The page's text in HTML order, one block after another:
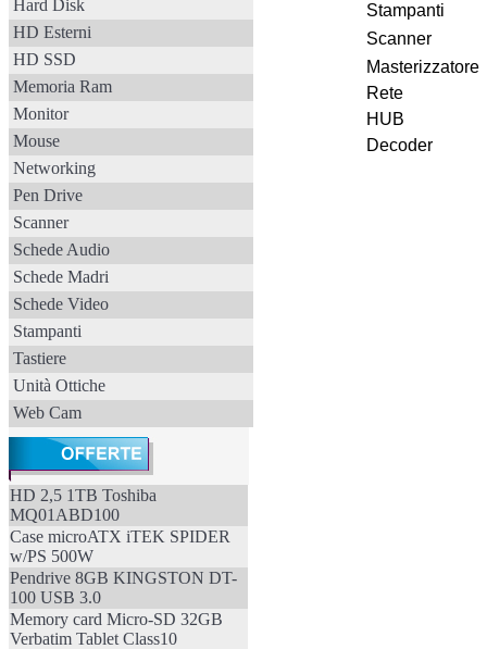
Hard Disk
HD Esterni
HD SSD
Memoria Ram
Monitor
Mouse
Networking
Pen Drive
Scanner
Schede Audio
Schede Madri
Schede Video
Stampanti
Tastiere
Unità Ottiche
Web Cam
HD 2,5 1TB Toshiba
MQ01ABD100
Case microATX iTEK SPIDER
w/PS 500W
Pendrive 8GB KINGSTON DT-
100 USB 3.0
Memory card Micro-SD 32GB
Verbatim Tablet Class10
Stampanti
Scanner
Masterizzatore
Rete
HUB
Decoder